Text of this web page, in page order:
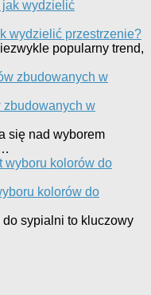
wydzielić przestrzenie?
popularny trend,
zbudowanych w
się nad wyborem
kolorów do
sypialni to kluczowy